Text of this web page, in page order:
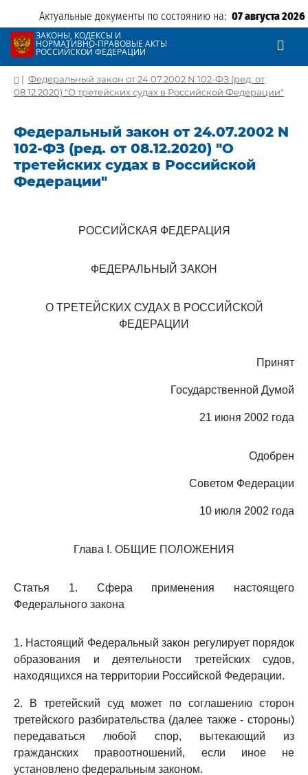
Актуальные документы по состоянию на: 07 августа 2026
ЗАКОНЫ, КОДЕКСЫ И
НОРМАТИВНО-ПРАВОВЫЕ АКТЫ
РОССИЙСКОЙ ФЕДЕРАЦИИ
| Федеральный закон от 24.07.2002 N 102-ФЗ (ред. от
08.12.2020) "О третейских судах в Российской Федерации"
Федеральный закон от 24.07.2002 N
102-ФЗ (ред. от 08.12.2020) "О
третейских судах в Российской
Федерации"
РОССИЙСКАЯ ФЕДЕРАЦИЯ
ФЕДЕРАЛЬНЫЙ ЗАКОН
О ТРЕТЕЙСКИХ СУДАХ В РОССИЙСКОЙ
ФЕДЕРАЦИИ
Принят
Государственной Думой
21 июня 2002 года
Одобрен
Советом Федерации
10 июля 2002 года
Глава I. ОБЩИЕ ПОЛОЖЕНИЯ
Статья 1. Сфера применения настоящего
Федерального закона
1. Настоящий Федеральный закон регулирует порядок
образования и деятельности третейских судов,
находящихся на территории Российской Федерации.
2. В третейский суд может по соглашению сторон
третейского разбирательства (далее также - стороны)
передаваться любой спор, вытекающий из
гражданских правоотношений, если иное не
установлено федеральным законом.